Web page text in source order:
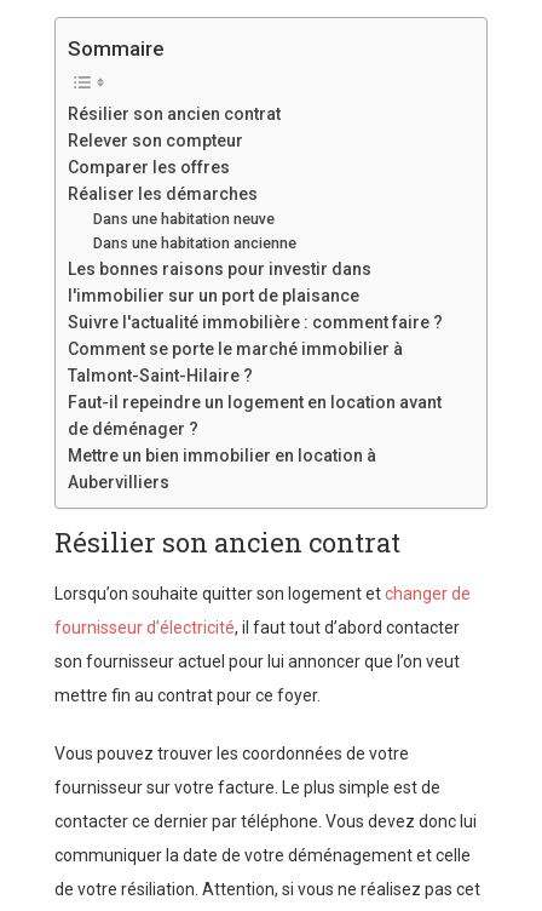
Sommaire
Résilier son ancien contrat
Relever son compteur
Comparer les offres
Réaliser les démarches
Dans une habitation neuve
Dans une habitation ancienne
Les bonnes raisons pour investir dans
l'immobilier sur un port de plaisance
Suivre l'actualité immobilière : comment faire ?
Comment se porte le marché immobilier à
Talmont-Saint-Hilaire ?
Faut-il repeindre un logement en location avant
de déménager ?
Mettre un bien immobilier en location à
Aubervilliers
Résilier son ancien contrat
Lorsqu’on souhaite quitter son logement etchanger de
fournisseur d’électricité, il faut tout d’abord contacter
son fournisseur actuel pour lui annoncer que l’on veut
mettre fin au contrat pour ce foyer.
Vous pouvez trouver les coordonnées de votre
fournisseur sur votre facture. Le plus simple est de
contacter ce dernier par téléphone. Vous devez donc lui
communiquer la date de votre déménagement et celle
de votre résiliation. Attention, si vous ne réalisez pas cet